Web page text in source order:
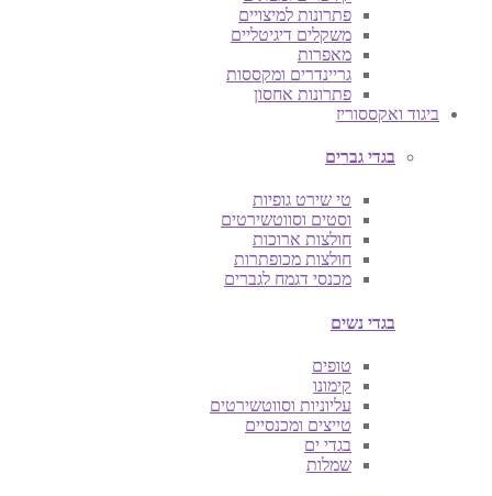
פתרונות למיצויים
משקלים דיגיטליים
מאפרות
גריינדרים ומקססות
פתרונות אחסון
ביגוד ואקססוריז
בגדי גברים
טי שירט גופיות
וסטים וסווטשירטים
חולצות ארוכות
חולצות מכופתרות
מכנסי דגמח לגברים
בגדי נשים
טופים
קימונו
עליוניות וסווטשירטים
טייצים ומכנסיים
בגדי ים
שמלות